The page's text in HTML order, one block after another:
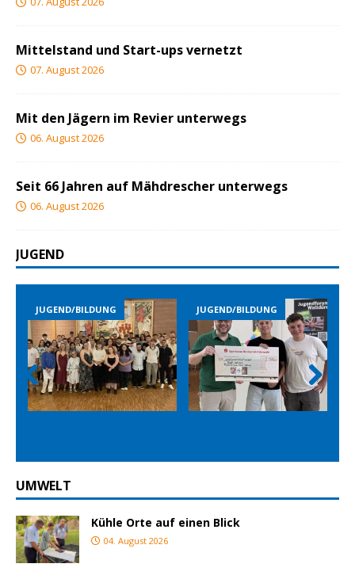
Mittelstand und Start-ups vernetzt
07. August 2026
Mit den Jägern im Revier unterwegs
06. August 2026
Seit 66 Jahren auf Mähdrescher unterwegs
06. August 2026
JUGEND
JUGEND/BILDUNG JUGEND/BILDUNG
Prev
ious
Nex
t
UMWELT
Kühle Orte auf einen Blick
04. August 2026